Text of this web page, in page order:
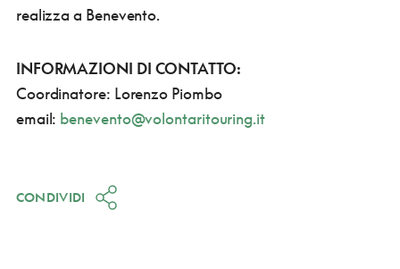
realizza a Benevento.
INFORMAZIONI DI CONTATTO:
Coordinatore: Lorenzo Piombo
email: benevento@volontaritouring.it
CONDIVIDI